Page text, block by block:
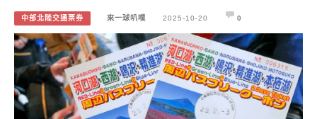
中部北陸交通票券 來一球叭噗 2025-10-20 0